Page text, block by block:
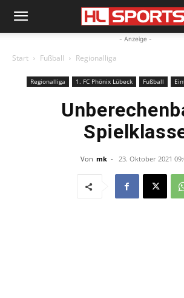
- Anzeige -
Start Fußball Regionalliga
Regionalliga 1. FC Phönix Lübeck Fußball
Von mk - 23. Oktober 2021